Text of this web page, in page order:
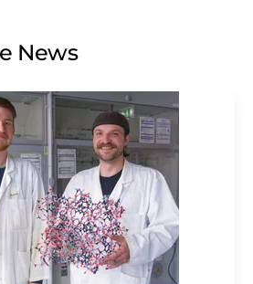
E-Mail kontaktieren. Ihre
ohne Angabe von
per E-Mail unter
mit Wirkung für die Zukunft
jeder E-Mail ein Link zur
Newsletters
News